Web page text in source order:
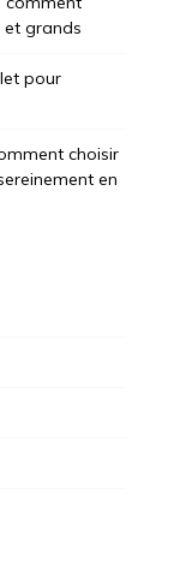
et grands
pour
choisir
en